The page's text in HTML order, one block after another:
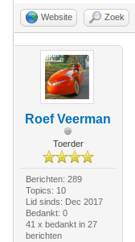
Website Zoek
Roef Veerman
Toerder
Berichten: 289
Topics: 10
Lid sinds: Dec 2017
Bedankt: 0
41 x bedankt in 27
berichten